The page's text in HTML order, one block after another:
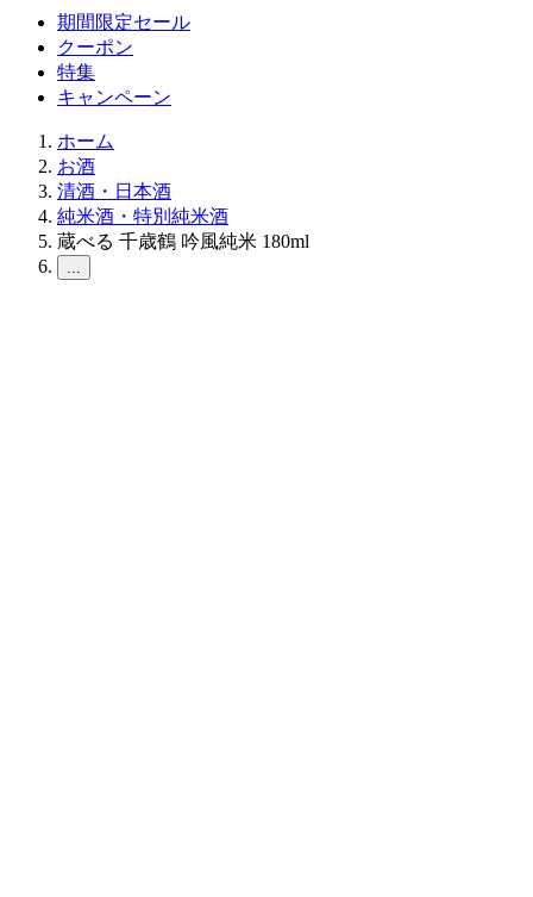
期間限定セール
クーポン
特集
キャンペーン
ホーム
お酒
清酒・日本酒
純米酒・特別純米酒
蔵べる 千歳鶴 吟風純米 180ml
...